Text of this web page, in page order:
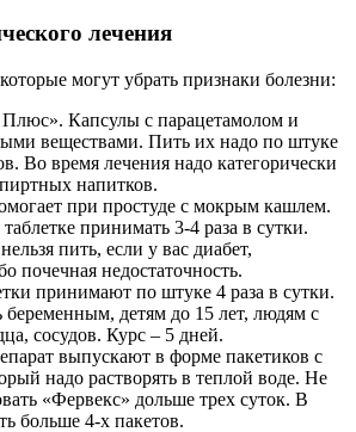
лечения
могут убрать признаки болезни:
Капсулы с парацетамолом и
веществами. Пить их надо по штуке
Во время лечения надо категорически
напитков.
при простуде с мокрым кашлем.
принимать 3-4 раза в сутки.
пить, если у вас диабет,
почечная недостаточность.
принимают по штуке 4 раза в сутки.
беременным, детям до 15 лет, людям с
сосудов. Курс – 5 дней.
выпускают в форме пакетиков с
надо растворять в теплой воде. Не
«Фервекс» дольше трех суток. В
больше 4-х пакетов.